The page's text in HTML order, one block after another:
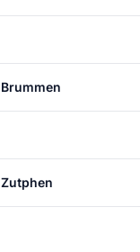
Brummen
Zutphen